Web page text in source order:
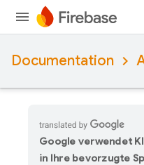
Documentation
Google verwendet
in Ihre bevorzugte